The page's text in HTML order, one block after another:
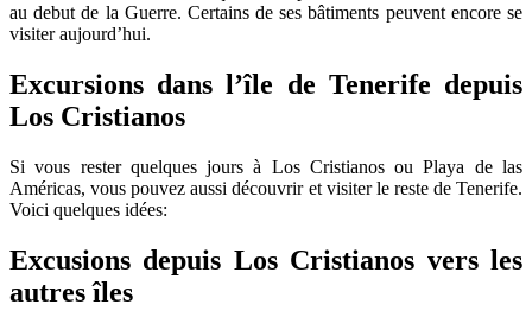
au debut de la Guerre. Certains de ses bâtiments peuvent encore se
visiter aujourd’hui.
Excursions dans l’île de Tenerife depuis
Los Cristianos
Si vous rester quelques jours à Los Cristianos ou Playa de las
Américas, vous pouvez aussi découvrir et visiter le reste de Tenerife.
Voici quelques idées:
Excusions depuis Los Cristianos vers les
autres îles